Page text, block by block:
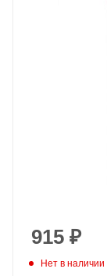
915 ₽
Нет в наличии